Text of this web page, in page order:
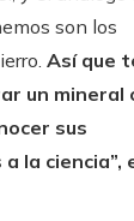
son los
Así que
un mineral
sus
la ciencia”,